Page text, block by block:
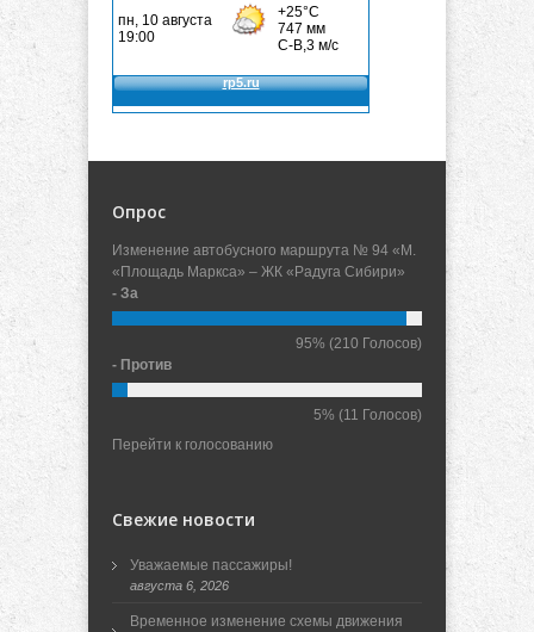
Опрос
Изменение автобусного маршрута № 94 «М.
«Площадь Маркса» – ЖК «Радуга Сибири»
- За
95% (210 Голосов)
- Против
5% (11 Голосов)
Перейти к голосованию
Свежие новости
Уважаемые пассажиры!
августа 6, 2026
Временное изменение схемы движения